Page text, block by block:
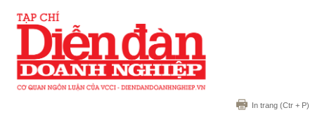
In trang (Ctr + P)